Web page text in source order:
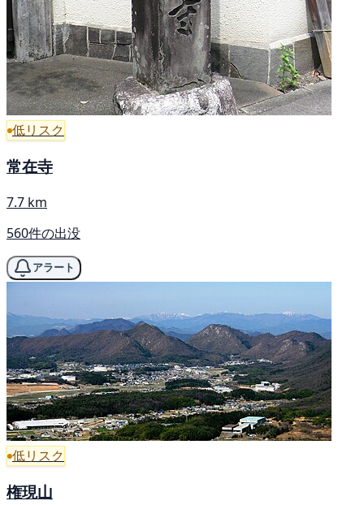
低リスク
常在寺
7.7 km
560件の出没
アラート
低リスク
権現山